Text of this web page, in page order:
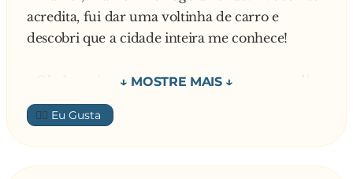
momento...
acredita, fui dar uma voltinha de carro e
descobri que a cidade inteira me conhece!
- Oh, Joaquim, como você quer que eu acredite,
se moramos numa cidade tão grande?!
- Então venha dar um passeio comigo!
👍🏼